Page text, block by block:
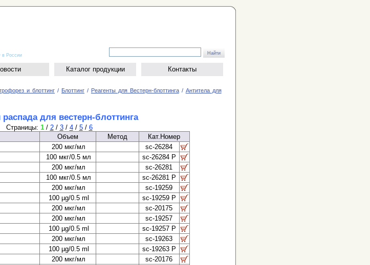
России
Каталог продукции Контакты
и блоттинг / Блоттинг/ Реагенты для Вестерн-блоттинга/ Антитела для
для вестерн-блоттинга
Страницы: 1/ 2/ 3/ 4/ 5/ 6
Объем Метод
Кат.Номер
200 мкг/мл
sc-26284
100 мкг/0.5 мл
sc-26284 P
200 мкг/мл
sc-26281
100 мкг/0.5 мл
sc-26281 P
200 мкг/мл
sc-19259
100 µg/0.5 ml
sc-19259 P
200 мкг/мл
sc-20175
200 мкг/мл
sc-19257
100 µg/0.5 ml
sc-19257 P
200 мкг/мл
sc-19263
100 µg/0.5 ml
sc-19263 P
200 мкг/мл
sc-20176